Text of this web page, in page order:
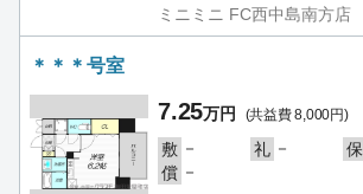
ミニミニ FC西中島南方店
＊＊＊号室
7.25万円 (共益費 8,000円)
敷 － 礼 － 保
償 －